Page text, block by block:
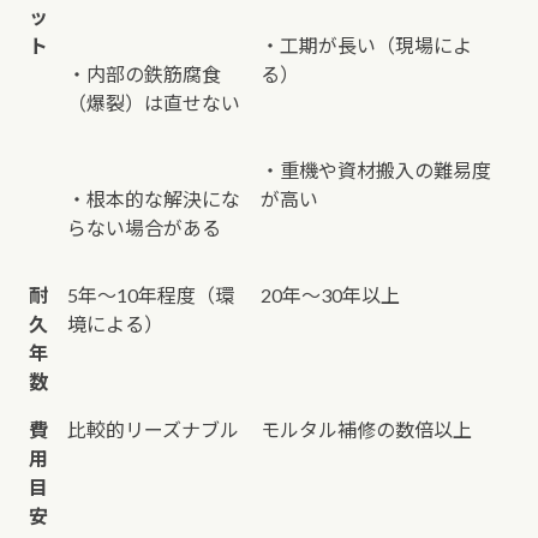
ッ
ト
・内部の鉄筋腐食
（爆裂）は直せない
・根本的な解決にな
らない場合がある
・工期が長い（現場によ
る）
・重機や資材搬入の難易度
が高い
耐
久
年
数
5年〜10年程度（環
境による）
20年〜30年以上
費
用
目
安
比較的リーズナブル モルタル補修の数倍以上